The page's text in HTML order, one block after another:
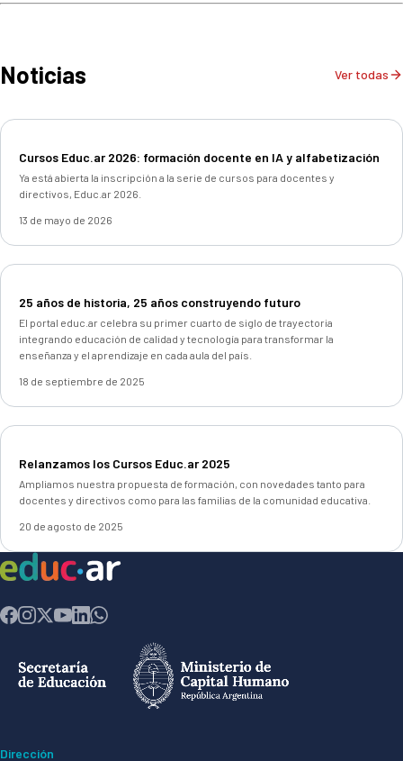
Noticias Ver todas
Cursos Educ.ar 2026: formación docente en IA y alfabetización
Ya está abierta la inscripción a la serie de cursos para docentes y
directivos, Educ.ar 2026.
13 de mayo de 2026
25 años de historia, 25 años construyendo futuro
El portal educ.ar celebra su primer cuarto de siglo de trayectoria
integrando educación de calidad y tecnología para transformar la
enseñanza y el aprendizaje en cada aula del país.
18 de septiembre de 2025
Relanzamos los Cursos Educ.ar 2025
Ampliamos nuestra propuesta de formación, con novedades tanto para
docentes y directivos como para las familias de la comunidad educativa.
20 de agosto de 2025
Dirección